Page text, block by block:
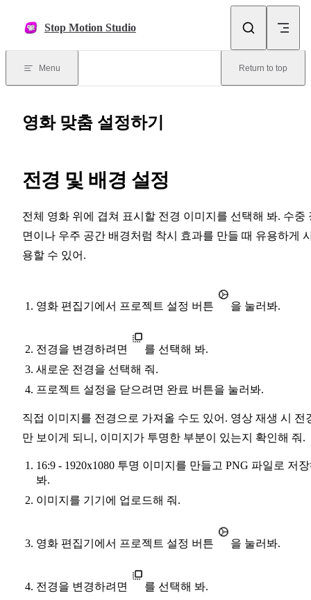
Stop Motion Studio
Menu Return to top
영화 맞춤 설정하기
전경 및 배경 설정
전체 영화 위에 겹쳐 표시할 전경 이미지를 선택해 봐. 수중
면이나 우주 공간 배경처럼 착시 효과를 만들 때 유용하게
용할 수 있어.
영화 편집기에서 프로젝트 설정 버튼 을 눌러봐.
전경을 변경하려면
를 선택해 봐.
새로운 전경을 선택해 줘.
프로젝트 설정을 닫으려면 완료 버튼을 눌러봐.
직접 이미지를 전경으로 가져올 수도 있어. 영상 재생 시 전
만 보이게 되니, 이미지가 투명한 부분이 있는지 확인해 줘.
16:9 - 1920x1080 투명 이미지를 만들고 PNG 파일로 저
봐.
이미지를 기기에 업로드해 줘.
영화 편집기에서 프로젝트 설정 버튼 을 눌러봐.
전경을 변경하려면
를 선택해 봐.